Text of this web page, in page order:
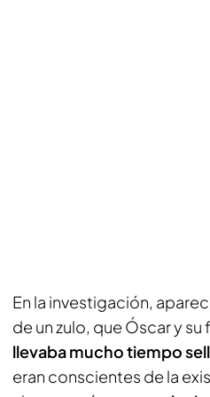
En la investigación,
de un zulo, que Óscar y su
llevaba mucho tiempo
eran conscientes de la